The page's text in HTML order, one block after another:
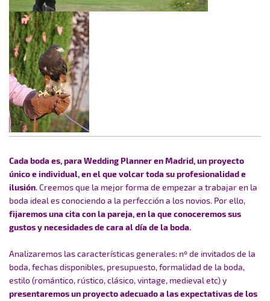
Cada boda es, para Wedding Planner en Madrid, un proyecto
único e individual, en el que volcar toda su profesionalidad e
ilusión. Creemos que la mejor forma de empezar a trabajar en la
boda ideal es conociendo a la perfección a los novios. Por ello,
fijaremos una cita con la pareja, en la que conoceremos sus
gustos y necesidades de cara al día de la boda.
Analizaremos las características generales: nº de invitados de la
boda, fechas disponibles, presupuesto, formalidad de la boda,
estilo (romántico, rústico, clásico, vintage, medieval etc) y
presentaremos un proyecto adecuado a las expectativas de los